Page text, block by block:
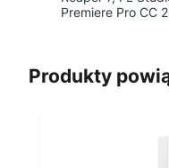
Premiere Pro CC
Produkty